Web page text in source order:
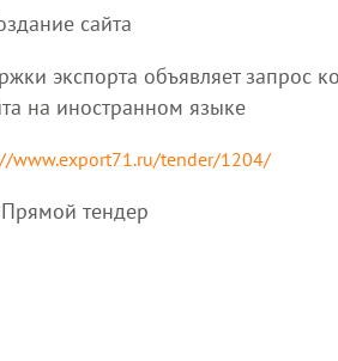
сайта
экспорта объявляет запрос
на иностранном языке
www.export71.ru/tender/1204/
Прямой тендер